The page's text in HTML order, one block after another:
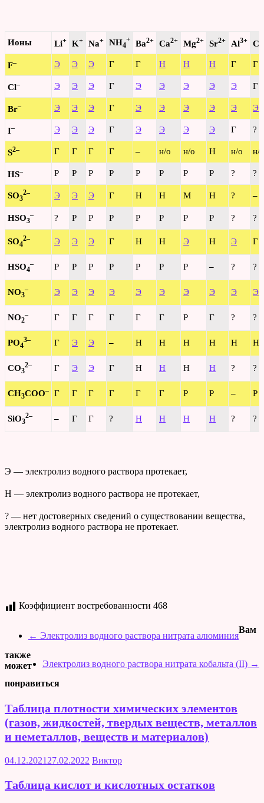
Ионы Li+ K+ Na+ NH4
+ Ba2+ Ca2+ Mg2+ Sr2+ Al3+ Cr
F– Э Э Э Г Г Н Н Н Г Г
Cl– Э Э Э Г Э Э Э Э Э Г
Br– Э Э Э Г Э Э Э Э Э Э
I– Э Э Э Г Э Э Э Э Г ?
S2– Г Г Г Г – н/о н/о Н н/о н/о
HS– Р Р Р Р Р Р Р Р ? ?
SO3
2– Э Э Э Г Н Н М Н ? –
HSO3
– ? Р Р Р Р Р Р Р ? ?
SO4
2– Э Э Э Г Н Н Э Н Э Г
HSO4
– Р Р Р Р Р Р Р – ? ?
NO3
– Э Э Э Э Э Э Э Э Э Э
NO2
– Г Г Г Г Г Г Р Г ? ?
PO4
3– Г Э Э – Н Н Н Н Н Н
CO3
2– Г Э Э Г Н Н Н Н ? ?
CH3COO– Г Г Г Г Г Г Р Р – Р
SiO3
2– – Г Г ? Н Н Н Н ? ?
Э — электролиз водного раствора протекает,
Н — электролиз водного раствора не протекает,
? — нет достоверных сведений о существовании вещества,
электролиз водного раствора не протекает.
Коэффициент востребованности 468
← Электролиз водного раствора нитрата алюминия
Электролиз водного раствора нитрата кобальта (II) →
Вам
также
может
понравиться
Таблица плотности химических элементов
(газов, жидкостей, твердых веществ, металлов
и неметаллов, веществ и материалов)
04.12.2021 27.02.2022 Виктор
Таблица кислот и кислотных остатков